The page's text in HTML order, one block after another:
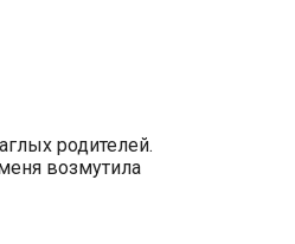
родителей.
возмутила